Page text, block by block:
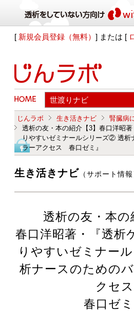
[ 新規会員登録（無料）] または [
じんラボ 生き活きナビ
腎臓病
透析の友・本の紹介【3】春口洋昭
りやすいゼミナールシリーズ② 透析
ラーアクセス 春口ゼミ』
生き活きナビ （サポート情報
透析の友・本の
春口洋昭著・『透
りやすいゼミナー
析ナースのための
クセス
春口ゼミ